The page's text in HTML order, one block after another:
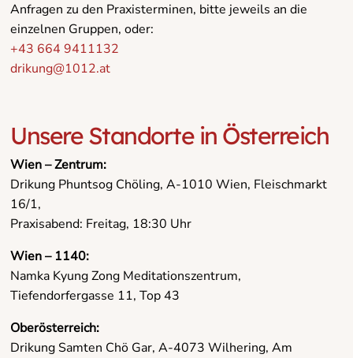
Anfragen zu den Praxisterminen, bitte jeweils an die
einzelnen Gruppen, oder:
+43 664 9411132
drikung@1012.at
Unsere Standorte in Österreich
Wien – Zentrum:
Drikung Phuntsog Chöling, A-1010 Wien, Fleischmarkt
16/1,
Praxisabend: Freitag, 18:30 Uhr
Wien – 1140:
Namka Kyung Zong Meditationszentrum,
Tiefendorfergasse 11, Top 43
Oberösterreich:
Drikung Samten Chö Gar, A-4073 Wilhering, Am